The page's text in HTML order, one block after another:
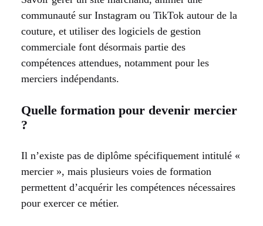
communauté sur Instagram ou TikTok autour de la
couture, et utiliser des logiciels de gestion
commerciale font désormais partie des
compétences attendues, notamment pour les
merciers indépendants.
Quelle formation pour devenir mercier
?
Il n’existe pas de diplôme spécifiquement intitulé «
mercier », mais plusieurs voies de formation
permettent d’acquérir les compétences nécessaires
pour exercer ce métier.